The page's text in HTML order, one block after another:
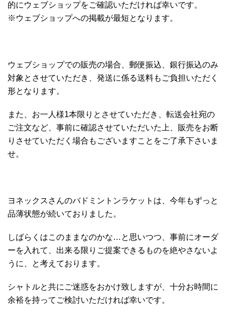
的にウェブショップをご確認いただければ幸いです。
※ウェブショップへの掲載が最短となります。
ウェブショップでの販売の場合、郵便振込、銀行振込のみ
対象とさせていただき、発送に係る送料もご負担いただく
形となります。
また、お一人様1本限りとさせていただき、転送会社宛の
ご注文など、事前に確認させていただいた上、販売をお断
りさせていただく場合もございますことをご了承下さいま
せ。
ヨネックスさんのバドミントンラケットは、今年もずっと
品薄状態が続いておりました。
しばらくはこのままなのかな…と思いつつ、事前にオーダ
ーを入れて、出来る限りご提案できるものを絶やさないよ
うに、と考えております。
シャトルと共にご迷惑をおかけ致しますが、十分お時間に
余裕を持ってご検討いただければ幸いです。